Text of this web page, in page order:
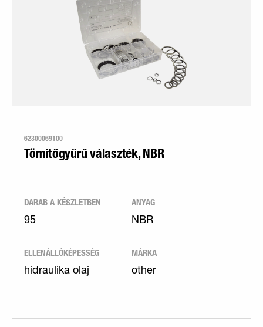
62300069100
Tömítőgyűrű választék, NBR
DARAB A KÉSZLETBEN
95
ANYAG
NBR
ELLENÁLLÓKÉPESSÉG
hidraulika olaj
MÁRKA
other